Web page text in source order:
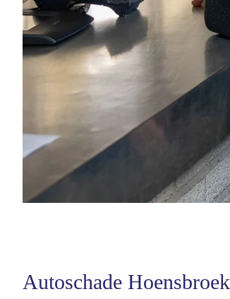
Autoschade Hoensbroek